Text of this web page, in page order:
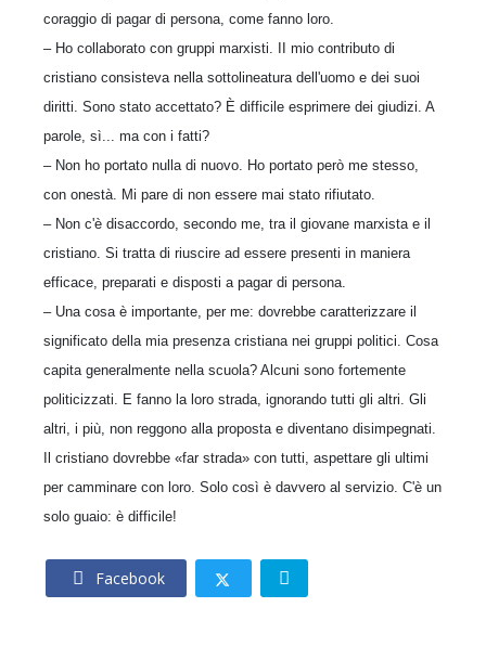
coraggio di pagar di persona, come fanno loro.
– Ho collaborato con gruppi marxisti. II mio contributo di
cristiano consisteva nella sottolineatura dell'uomo e dei suoi
diritti. Sono stato accettato? È difficile esprimere dei giudizi. A
parole, sì... ma con i fatti?
– Non ho portato nulla di nuovo. Ho portato però me stesso,
con onestà. Mi pare di non essere mai stato rifiutato.
– Non c'è disaccordo, secondo me, tra il giovane marxista e il
cristiano. Si tratta di riuscire ad essere presenti in maniera
efficace, preparati e disposti a pagar di persona.
– Una cosa è importante, per me: dovrebbe caratterizzare il
significato della mia presenza cristiana nei gruppi politici. Cosa
capita generalmente nella scuola? Alcuni sono fortemente
politicizzati. E fanno la loro strada, ignorando tutti gli altri. Gli
altri, i più, non reggono alla proposta e diventano disimpegnati.
Il cristiano dovrebbe «far strada» con tutti, aspettare gli ultimi
per camminare con loro. Solo così è davvero al servizio. C'è un
solo guaio: è difficile!
Facebook